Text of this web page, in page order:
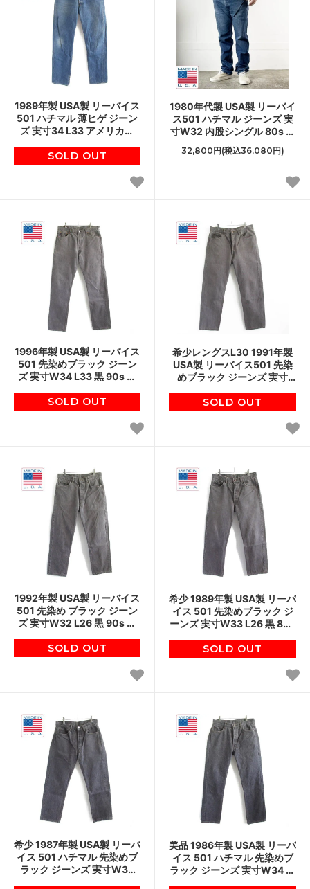
1989年製 USA製 リーバイス
501 ハチマル 薄ヒゲ ジーン
ズ 実寸34 L33 アメリカ製
D149
SOLD OUT
1980年代製 USA製 リーバイ
ス501 ハチマル ジーンズ 実
寸W32 内股シングル 80s ス
タンプパッチ アメリカ製 ビ
ンテージ D149
32,800円(税込36,080円)
1996年製 USA製 リーバイス
501 先染めブラック ジーン
ズ 実寸W34 L33 黒 90s ジ
ジ D149
SOLD OUT
希少レングスL30 1991年製
USA製 リーバイス501 先染
めブラック ジーンズ 実寸
カ製 ビンテージ D149
SOLD OUT
1992年製 USA製 リーバイス
501 先染め ブラック ジーン
ズ 実寸W32 L26 黒 90s ジ
ジ D149
SOLD OUT
希少 1989年製 USA製 リーバ
イス 501 先染めブラック ジ
ーンズ 実寸W33 L26 黒 80s
ージ D149
SOLD OUT
希少 1987年製 USA製 リーバ
イス 501 ハチマル 先染めブ
ラック ジーンズ 実寸W33
美品 1986年製 USA製 リーバ
イス 501 ハチマル 先染めブ
ラック ジーンズ 実寸W34 毛